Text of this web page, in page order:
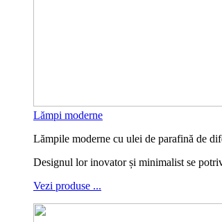
Lămpi moderne
Lămpile moderne cu ulei de parafină de
Designul lor inovator și minimalist se
Vezi produse ...